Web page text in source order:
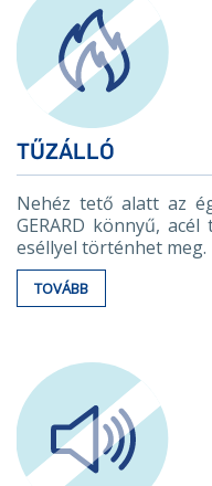
TŰZÁLLÓ
Nehéz tető alatt az
GERARD könnyű,
eséllyel történhet meg.
TOVÁBB